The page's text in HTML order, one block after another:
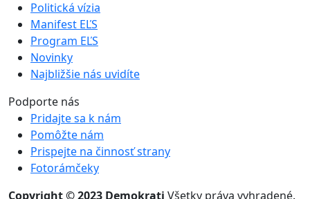
Politická vízia
Manifest EĽS
Program EĽS
Novinky
Najbližšie nás uvidíte
Podporte nás
Pridajte sa k nám
Pomôžte nám
Prispejte na činnosť strany
Fotorámčeky
Copyright © 2023 Demokrati Všetky práva vyhradené.